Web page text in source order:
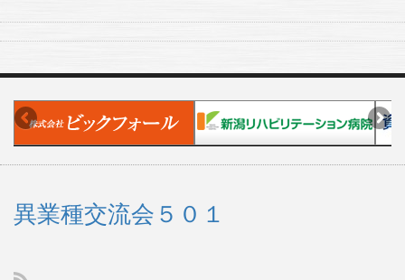
異業種交流会５０１